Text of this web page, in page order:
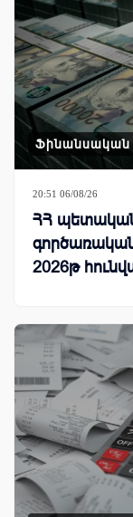
Ֆինանսական
20:51 06/08/26
ՀՀ պետական
2026թ